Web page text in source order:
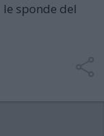
sponde del